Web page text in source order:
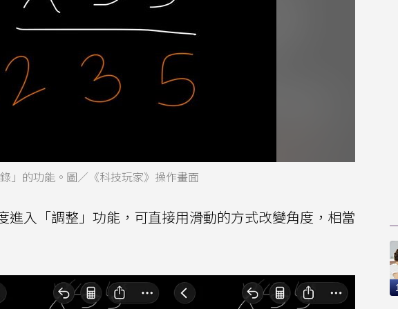
」的功能。圖／《科技玩家》操作畫面
進入「調整」功能，可直接用滑動的方式改變角度，相當